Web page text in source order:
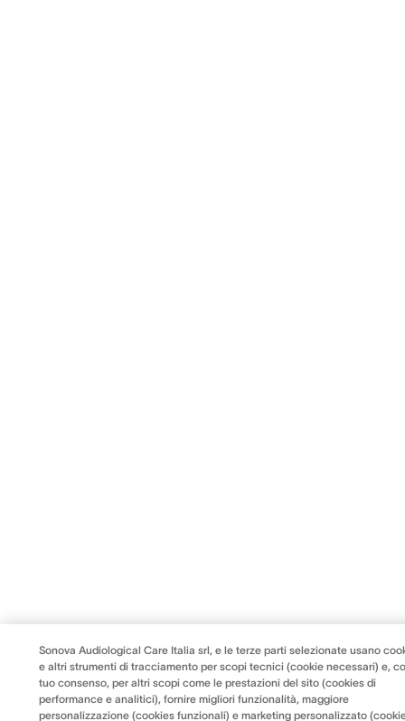
Sonova Audiological Care Italia srl, e le terze parti selezionate usano
e altri strumenti di tracciamento per scopi tecnici (cookie necessari) e,
tuo consenso, per altri scopi come le prestazioni del sito (cookies di
performance e analitici), fornire migliori funzionalità, maggiore
personalizzazione (cookies funzionali) e marketing personalizzato